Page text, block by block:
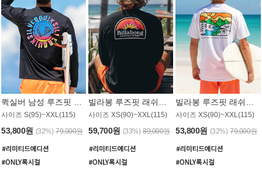
사이즈 S(95)~XXL(115)
53,800원 (32%) 79,000원
사이즈 XS(90)~XXL(115)
59,700원 (33%) 89,000원
사이즈 XS(90)~XXL(115)
53,800원 (32%) 79,000원